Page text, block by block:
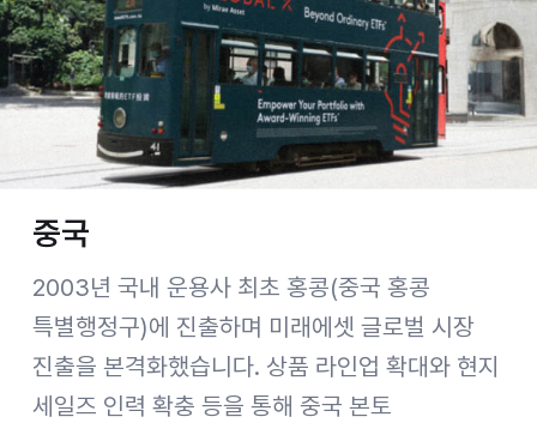
중국
2003년 국내 운용사 최초 홍콩(중국 홍콩
특별행정구)에 진출하며 미래에셋 글로벌 시장
진출을 본격화했습니다. 상품 라인업 확대와 현지
세일즈 인력 확충 등을 통해 중국 본토